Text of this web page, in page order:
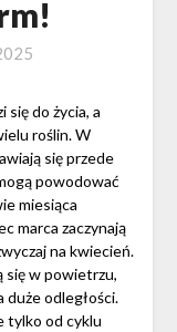
do życia, a
roślin. W
się przede
powodować
miesiąca
marca zaczynają
na kwiecień.
się w powietrzu,
duże odległości.
tylko od cyklu